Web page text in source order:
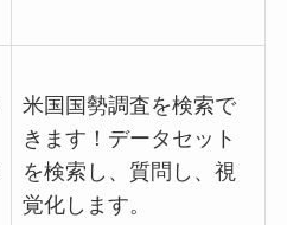
米国国勢調査を検索で
きます！データセット
を検索し、質問し、視
覚化します。